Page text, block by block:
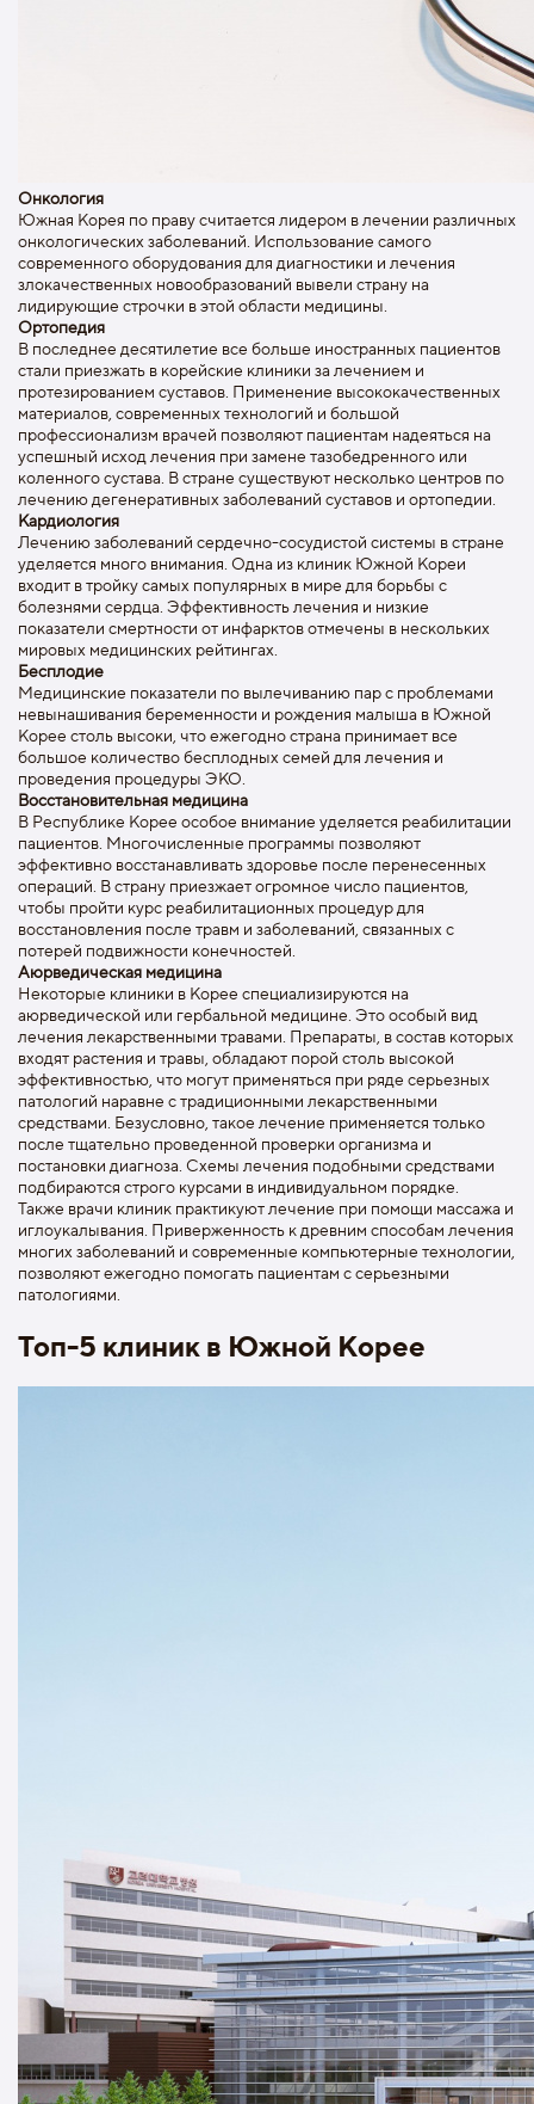
Онкология
Южная Корея по праву считается лидером в лечении различных
онкологических заболеваний. Использование самого
современного оборудования для диагностики и лечения
злокачественных новообразований вывели страну на
лидирующие строчки в этой области медицины.
Ортопедия
В последнее десятилетие все больше иностранных пациентов
стали приезжать в корейские клиники за лечением и
протезированием суставов. Применение высококачественных
материалов, современных технологий и большой
профессионализм врачей позволяют пациентам надеяться на
успешный исход лечения при замене тазобедренного или
коленного сустава. В стране существуют несколько центров по
лечению дегенеративных заболеваний суставов и ортопедии.
Кардиология
Лечению заболеваний сердечно-сосудистой системы в стране
уделяется много внимания. Одна из клиник Южной Кореи
входит в тройку самых популярных в мире для борьбы с
болезнями сердца. Эффективность лечения и низкие
показатели смертности от инфарктов отмечены в нескольких
мировых медицинских рейтингах.
Бесплодие
Медицинские показатели по вылечиванию пар с проблемами
невынашивания беременности и рождения малыша в Южной
Корее столь высоки, что ежегодно страна принимает все
большое количество бесплодных семей для лечения и
проведения процедуры ЭКО.
Восстановительная медицина
В Республике Корее особое внимание уделяется реабилитации
пациентов. Многочисленные программы позволяют
эффективно восстанавливать здоровье после перенесенных
операций. В страну приезжает огромное число пациентов,
чтобы пройти курс реабилитационных процедур для
восстановления после травм и заболеваний, связанных с
потерей подвижности конечностей.
Аюрведическая медицина
Некоторые клиники в Корее специализируются на
аюрведической или гербальной медицине. Это особый вид
лечения лекарственными травами. Препараты, в состав которых
входят растения и травы, обладают порой столь высокой
эффективностью, что могут применяться при ряде серьезных
патологий наравне с традиционными лекарственными
средствами. Безусловно, такое лечение применяется только
после тщательно проведенной проверки организма и
постановки диагноза. Схемы лечения подобными средствами
подбираются строго курсами в индивидуальном порядке.
Также врачи клиник практикуют лечение при помощи массажа и
иглоукалывания. Приверженность к древним способам лечения
многих заболеваний и современные компьютерные технологии,
позволяют ежегодно помогать пациентам с серьезными
патологиями.
Топ-5 клиник в Южной Корее